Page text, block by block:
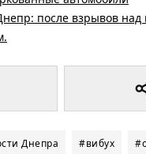
после взрывов над
Днепра #вибух